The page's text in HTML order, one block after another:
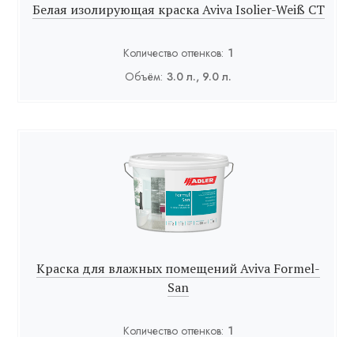
Белая изолирующая краска Aviva Isolier-Weiß СТ
Количество оттенков: 1
Объём: 3.0 л., 9.0 л.
Краска для влажных помещений Aviva Formel-
San
Количество оттенков: 1